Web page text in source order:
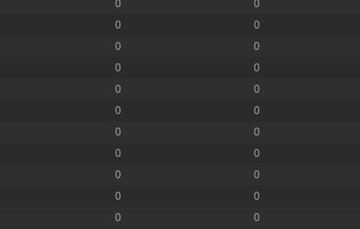
0 0
0 0
0 0
0 0
0 0
0 0
0 0
0 0
0 0
0 0
0 0